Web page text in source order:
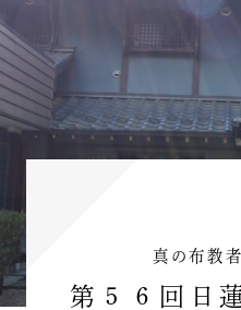
真の布教
第５６回日